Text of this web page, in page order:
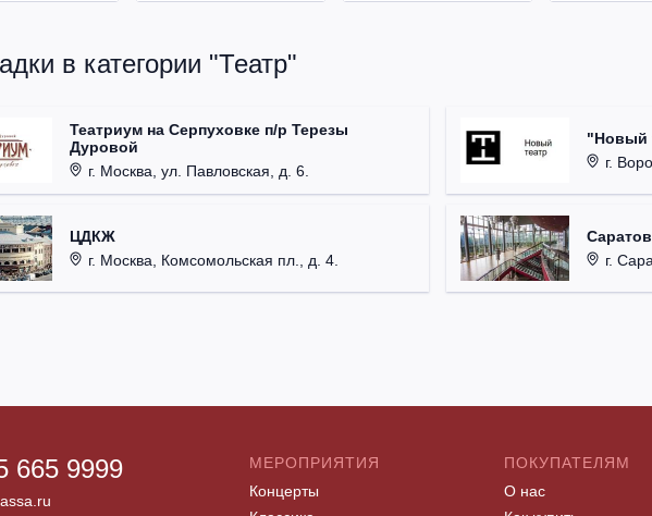
в категории "Театр"
Театриум на Серпуховке п/р Терезы
Дуровой
г. Москва, ул. Павловская, д. 6.
ЦДКЖ
г. Москва, Комсомольская пл., д. 4.
"Новый
г.
г.
665 9999
МЕРОПРИЯТИЯ
Концерты
ПОКУПАТЕЛЯМ
О нас